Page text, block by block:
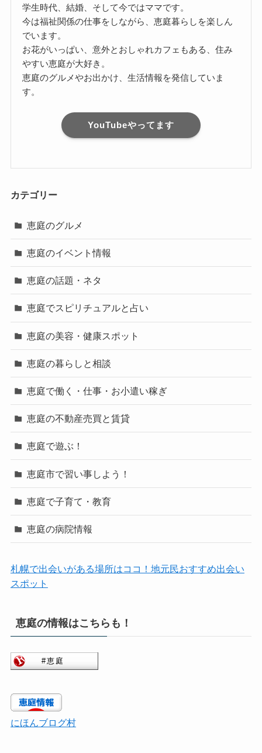
学生時代、結婚、そして今ではママです。
今は福祉関係の仕事をしながら、恵庭暮らしを楽しん
でいます。
お花がいっぱい、意外とおしゃれカフェもある、住み
やすい恵庭が大好き。
恵庭のグルメやお出かけ、生活情報を発信していま
す。
YouTubeやってます
カテゴリー
恵庭のグルメ
恵庭のイベント情報
恵庭の話題・ネタ
恵庭でスピリチュアルと占い
恵庭の美容・健康スポット
恵庭の暮らしと相談
恵庭で働く・仕事・お小遣い稼ぎ
恵庭の不動産売買と賃貸
恵庭で遊ぶ！
恵庭市で習い事しよう！
恵庭で子育て・教育
恵庭の病院情報
札幌で出会いがある場所はココ！地元民おすすめ出会い
スポット
恵庭の情報はこちらも！
にほんブログ村